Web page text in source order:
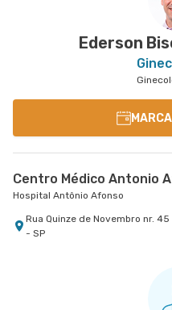
Ederson
Centro Médico Antonio
Hospital Antônio Afonso
Rua Quinze de Novembro nr.
- SP